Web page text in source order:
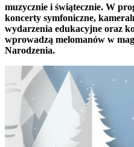
muzycznie i świątecznie. W
koncerty symfoniczne,
wydarzenia edukacyjne oraz
wprowadzą melomanów w
Narodzenia.